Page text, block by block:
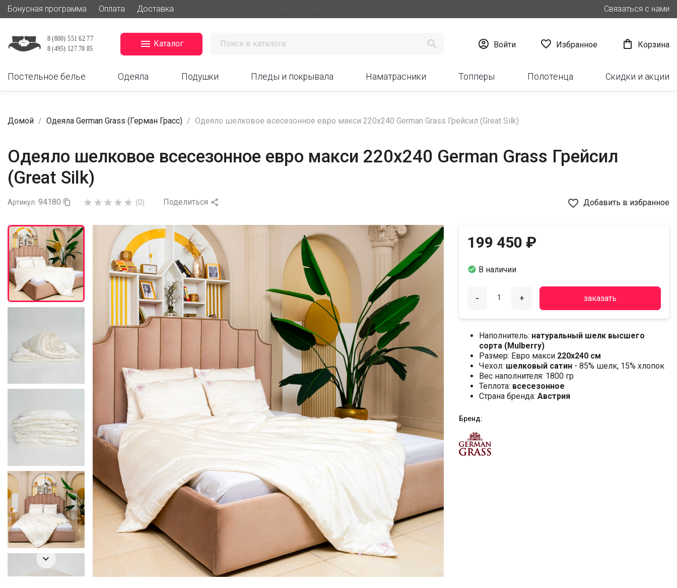
Бонусная программа Оплата Доставка Связаться с нами
 Каталог   Войти  Избранное  Корзина
Постельное белье Одеяла Подушки Пледы и покрывала Наматрасники Топперы Полотенца Скидки и акции
Домой Одеяла German Grass (Герман Грасс) Одеяло шелковое всесезонное евро макси 220х240 German Grass Грейсил (Great Silk)
Одеяло шелковое всесезонное евро макси 220х240 German Grass Грейсил
(Great Silk)
Артикул: 94180       (0) Поделиться  favorite_border Добавить в избранное

199 450 ₽
 В наличии
- + заказать
Наполнитель: натуральный шелк высшего
сорта (Mulberry)
Размер: Евро макси 220х240 см
Чехол: шелковый сатин - 85% шелк, 15% хлопок
Вес наполнителя: 1800 гр
Теплота: всесезонное
Страна бренда: Австрия
Бренд: